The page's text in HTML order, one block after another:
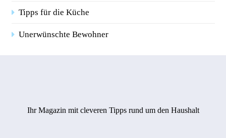
Tipps für die Küche
Unerwünschte Bewohner
Ihr Magazin mit cleveren Tipps rund um den Haushalt